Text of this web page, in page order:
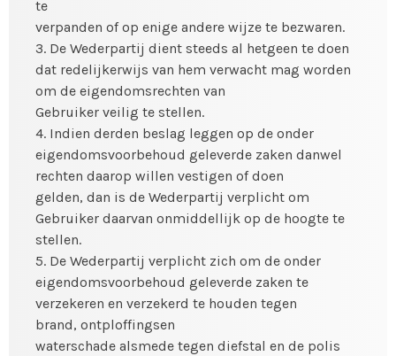
te
verpanden of op enige andere wijze te bezwaren.
3. De Wederpartij dient steeds al hetgeen te doen
dat redelijkerwijs van hem verwacht mag worden
om de eigendomsrechten van
Gebruiker veilig te stellen.
4. Indien derden beslag leggen op de onder
eigendomsvoorbehoud geleverde zaken danwel
rechten daarop willen vestigen of doen
gelden, dan is de Wederpartij verplicht om
Gebruiker daarvan onmiddellijk op de hoogte te
stellen.
5. De Wederpartij verplicht zich om de onder
eigendomsvoorbehoud geleverde zaken te
verzekeren en verzekerd te houden tegen
brand, ontploffingsen
waterschade alsmede tegen diefstal en de polis